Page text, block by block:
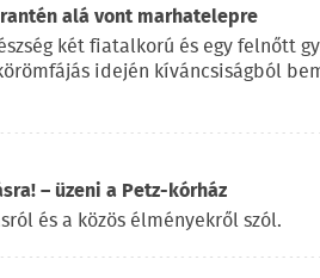
alá vont marhatelepre
két fiatalkorú és egy felnőtt
idején kíváncsiságból
– üzeni a Petz-kórház
és a közös élményekről szól.